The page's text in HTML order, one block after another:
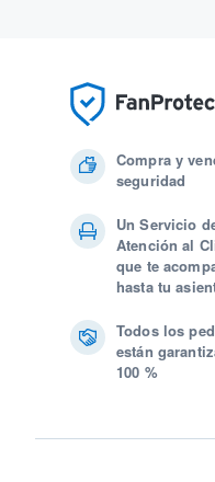
Compra y
seguridad
Un Servicio
Atención al
que te
hasta tu
Todos los
están
100 %